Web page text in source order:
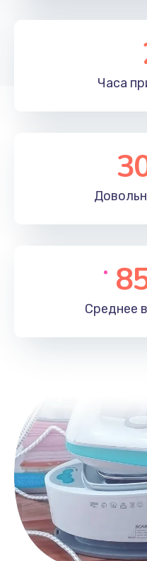
Часа
Среднее